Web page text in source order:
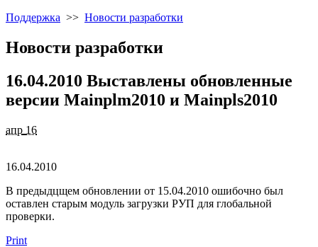
Поддержка >> Новости разработки
Новости разработки
16.04.2010 Выставлены обновленные
версии Mainplm2010 и Mainpls2010
апр 16
16.04.2010
В предыдцщем обновлении от 15.04.2010 ошибочно был
оставлен старым модуль загрузки РУП для глобальной
проверки.
Print